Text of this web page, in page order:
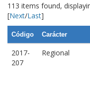
113 items found,
[Next/Last]
Código Carácter
2017-
207
Regional